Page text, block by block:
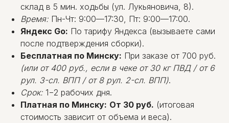
склад в 5 мин. ходьбы (ул. Лукьяновича, 8).
Время: Пн-Чт: 9:00—17:30, Пт: 9:00—17:00.
Яндекс Go: По тарифу Яндекса (вызываете сами
после подтверждения сборки).
Бесплатная по Минску: При заказе от 700 руб.
(или от 400 руб., если в чеке от 30 кг ПВД / от 6
рул. 3-сл. ВПП / от 8 рул. 2-сл. ВПП).
Срок: 1−2 рабочих дня.
Платная по Минску: От 30 руб. (итоговая
стоимость зависит от объема и веса).